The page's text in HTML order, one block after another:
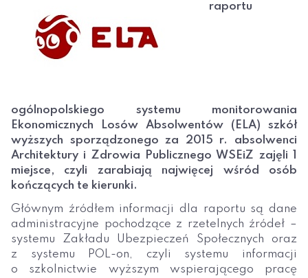
raportu
ogólnopolskiego systemu monitorowania
Ekonomicznych Losów Absolwentów (ELA) szkół
wyższych sporządzonego za 2015 r. absolwenci
Architektury i Zdrowia Publicznego WSEiZ zajęli 1
miejsce, czyli zarabiają najwięcej wśród osób
kończących te kierunki.
Głównym źródłem informacji dla raportu są dane
administracyjne pochodzące z rzetelnych źródeł –
systemu Zakładu Ubezpieczeń Społecznych oraz
z systemu POL-on, czyli systemu informacji
o szkolnictwie wyższym wspierającego pracę